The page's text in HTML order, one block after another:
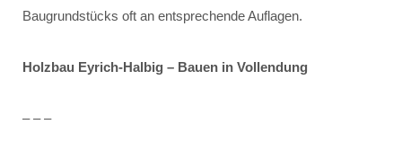
Baugrundstücks oft an entsprechende Auflagen.
Holzbau Eyrich-Halbig – Bauen in Vollendung
– – –